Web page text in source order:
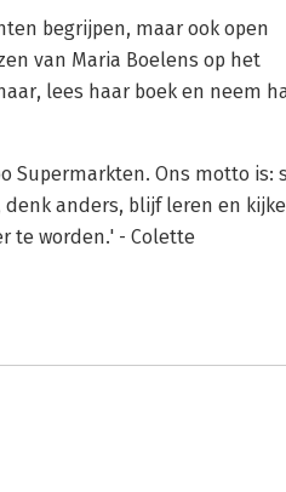
begrijpen, maar ook open
van Maria Boelens op het
lees haar boek en neem
Supermarkten. Ons motto is:
anders, blijf leren en
te worden.' - Colette